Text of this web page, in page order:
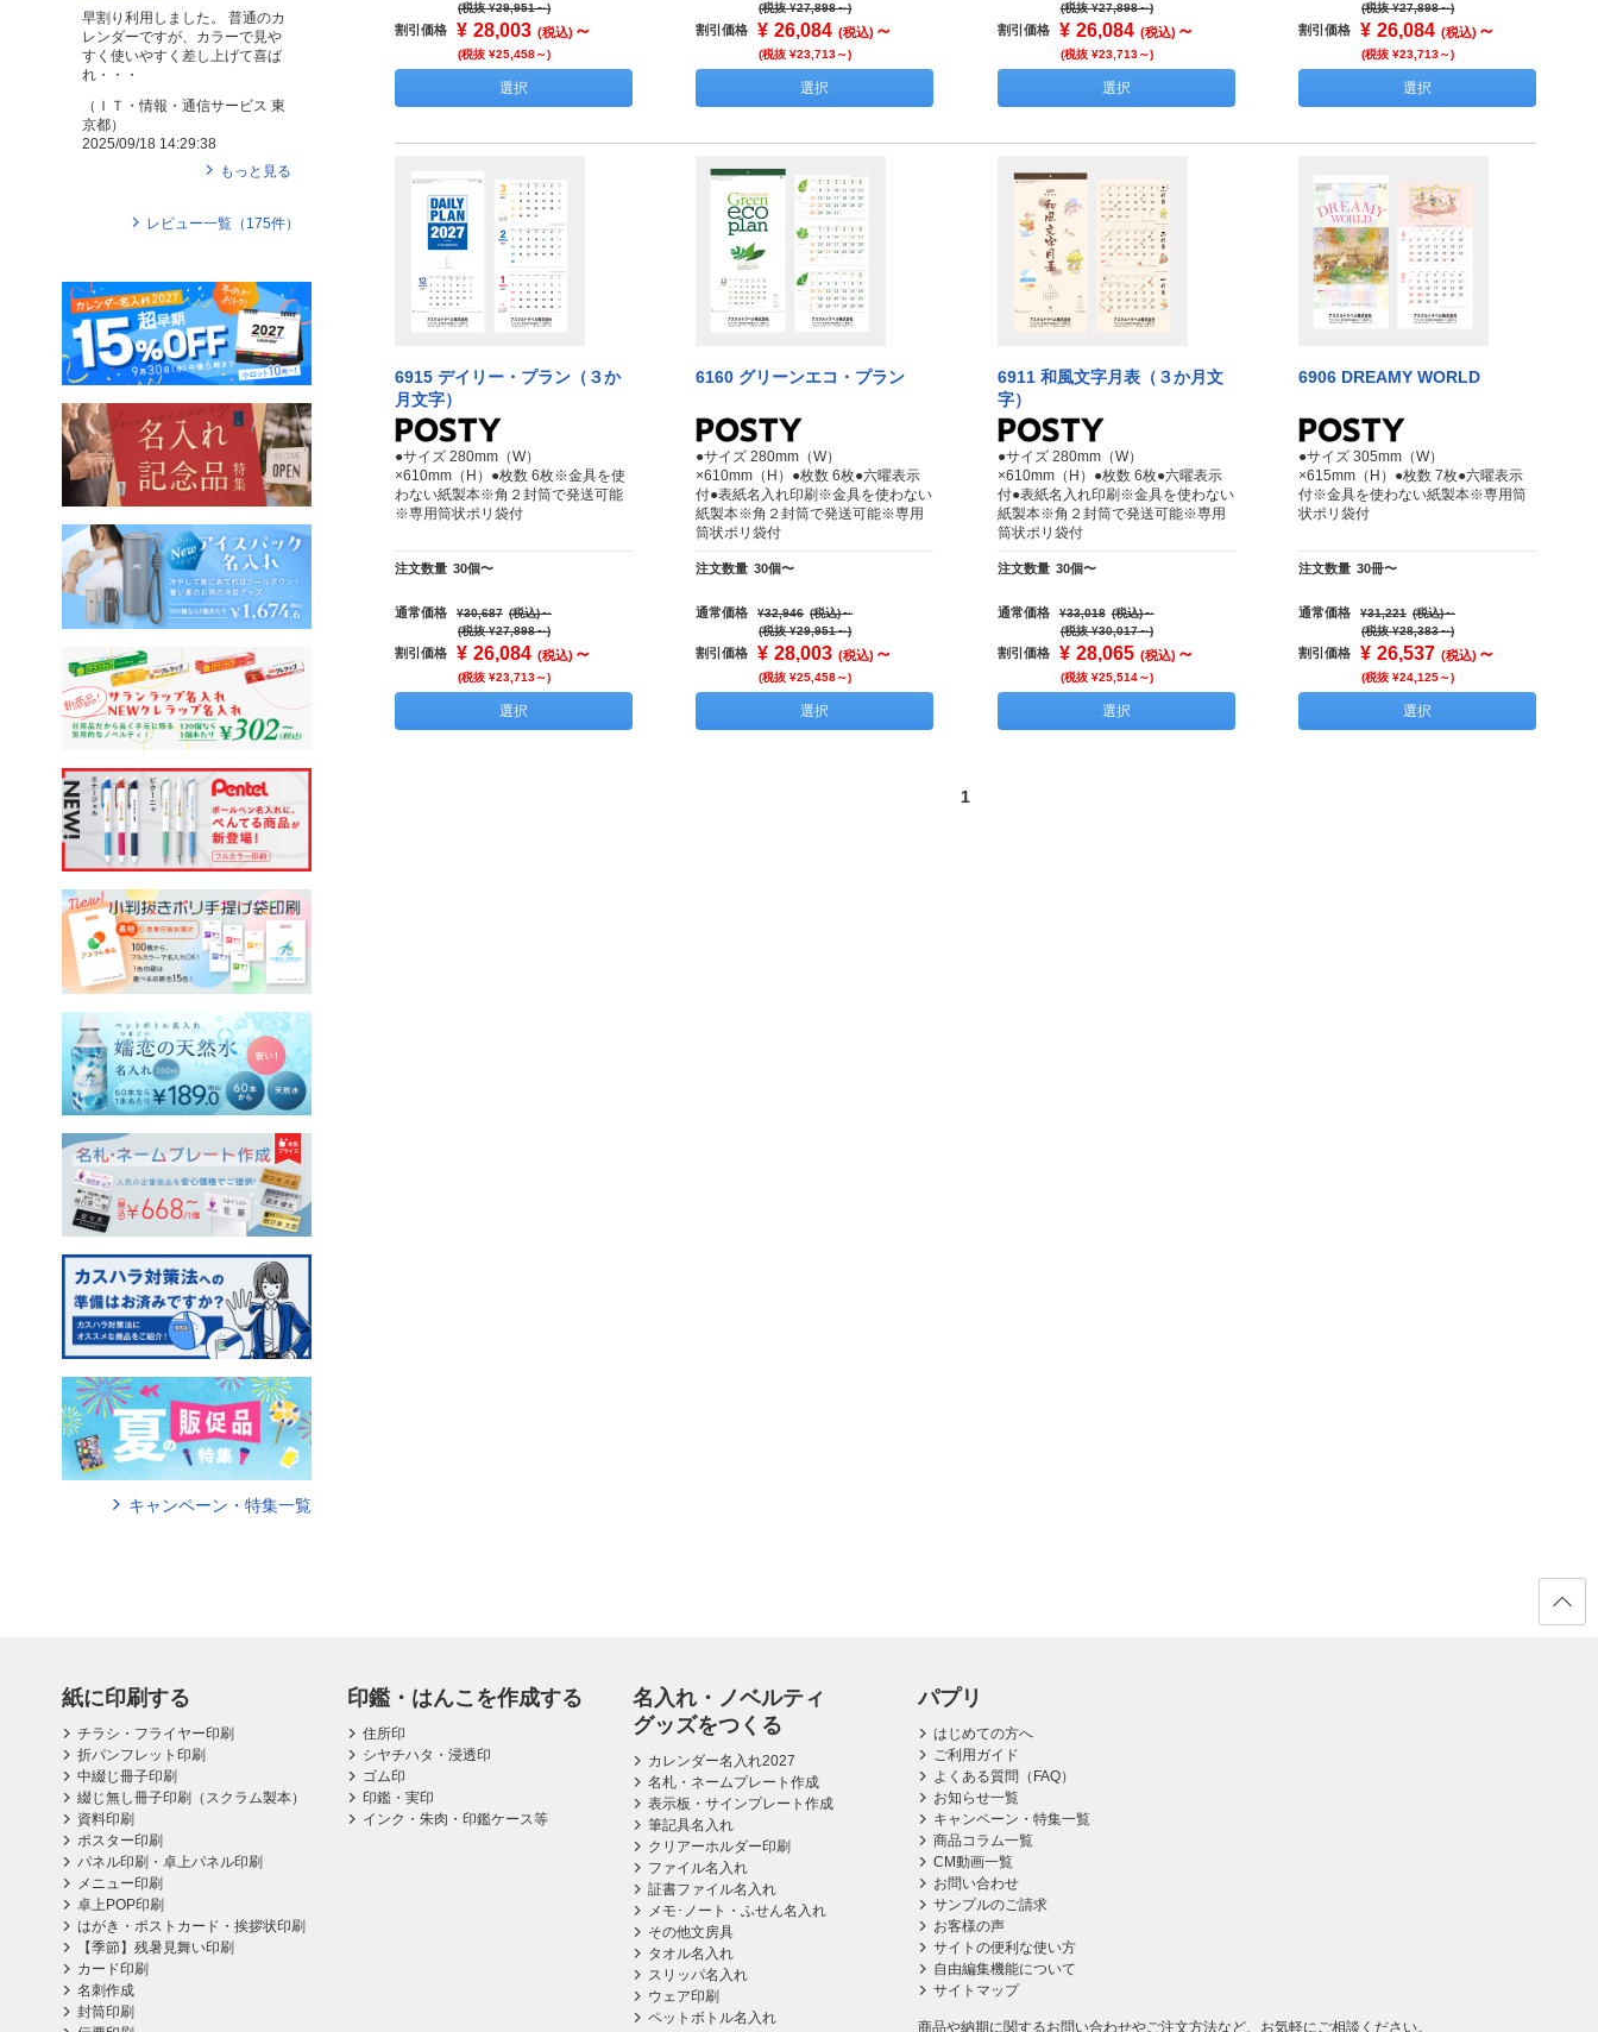
(税抜 ¥29,951～)
割引価格 ¥ 28,003 (税込) ～
(税抜 ¥25,458～)
選択
(税抜 ¥27,898～)
割引価格 ¥ 26,084 (税込) ～
(税抜 ¥23,713～)
選択
(税抜 ¥27,898～)
割引価格 ¥ 26,084 (税込) ～
(税抜 ¥23,713～)
選択
(税抜 ¥27,898～)
割引価格 ¥ 26,084 (税込) ～
(税抜 ¥23,713～)
選択
6915 デイリー・プラン（３か
月文字）
●サイズ 280mm（W）
×610mm（H）●枚数 6枚※金具を使
わない紙製本※角２封筒で発送可能
※専用筒状ポリ袋付
注文数量 30個〜
通常価格 ¥30,687 (税込)～
(税抜 ¥27,898～)
割引価格 ¥ 26,084 (税込) ～
(税抜 ¥23,713～)
選択
6160 グリーンエコ・プラン
●サイズ 280mm（W）
×610mm（H）●枚数 6枚●六曜表示
付●表紙名入れ印刷※金具を使わない
紙製本※角２封筒で発送可能※専用
筒状ポリ袋付
注文数量 30個〜
通常価格 ¥32,946 (税込)～
(税抜 ¥29,951～)
割引価格 ¥ 28,003 (税込) ～
(税抜 ¥25,458～)
選択
6911 和風文字月表（３か月文
字）
●サイズ 280mm（W）
×610mm（H）●枚数 6枚●六曜表示
付●表紙名入れ印刷※金具を使わない
紙製本※角２封筒で発送可能※専用
筒状ポリ袋付
注文数量 30個〜
通常価格 ¥33,018 (税込)～
(税抜 ¥30,017～)
割引価格 ¥ 28,065 (税込) ～
(税抜 ¥25,514～)
選択
6906 DREAMY WORLD
●サイズ 305mm（W）
×615mm（H）●枚数 7枚●六曜表示
付※金具を使わない紙製本※専用筒
状ポリ袋付
注文数量 30冊〜
通常価格 ¥31,221 (税込)～
(税抜 ¥28,383～)
割引価格 ¥ 26,537 (税込) ～
(税抜 ¥24,125～)
選択
1
早割り利用しました。 普通のカ
レンダーですが、カラーで見や
すく使いやすく差し上げて喜ば
れ・・・
（ ＩＴ・情報・通信サービス 東
京都）
2025/09/18 14:29:38
もっと見る
レビュー一覧（ 175件）
キャンペーン・特集一覧
紙に印刷する
チラシ・フライヤー印刷
折パンフレット印刷
中綴じ冊子印刷
綴じ無し冊子印刷（スクラム製本）
資料印刷
ポスター印刷
パネル印刷・卓上パネル印刷
メニュー印刷
卓上POP印刷
はがき・ポストカード・挨拶状印刷
【季節】残暑見舞い印刷
カード印刷
名刺作成
封筒印刷
印鑑・はんこを作成する
住所印
シヤチハタ・浸透印
ゴム印
印鑑・実印
インク・朱肉・印鑑ケース等
名入れ・ノベルティ
グッズをつくる
カレンダー名入れ2027
名札・ネームプレート作成
表示板・サインプレート作成
筆記具名入れ
クリアーホルダー印刷
ファイル名入れ
証書ファイル名入れ
メモ･ノート・ふせん名入れ
その他文房具
タオル名入れ
スリッパ名入れ
ウェア印刷
ペットボトル名入れ
パプリ
はじめての方へ
ご利用ガイド
よくある質問（FAQ）
お知らせ一覧
キャンペーン・特集一覧
商品コラム一覧
CM動画一覧
お問い合わせ
サンプルのご請求
お客様の声
サイトの便利な使い方
自由編集機能について
サイトマップ
商品や納期に関するお問い合わせやご注文方法など、お気軽にご相談ください。